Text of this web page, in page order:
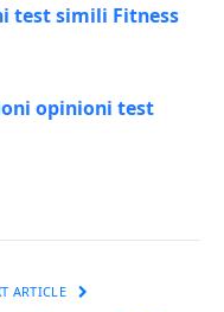
test simili Fitness
opinioni test
ARTICLE